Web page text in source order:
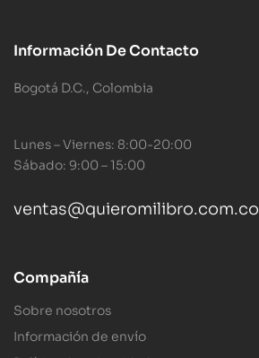
Información De Contacto
Bogotá D.C., Colombia
Lunes – Viernes: 8:00-20:00
Sábado: 9:00 – 15:00
ventas@quieromilibro.com.co
Compañía
Sobre nosotros
Información de envío